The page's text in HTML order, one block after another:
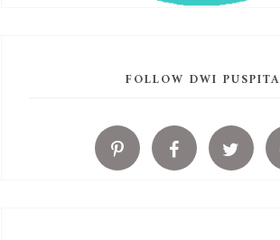
FOLLOW DWI PUSPITA